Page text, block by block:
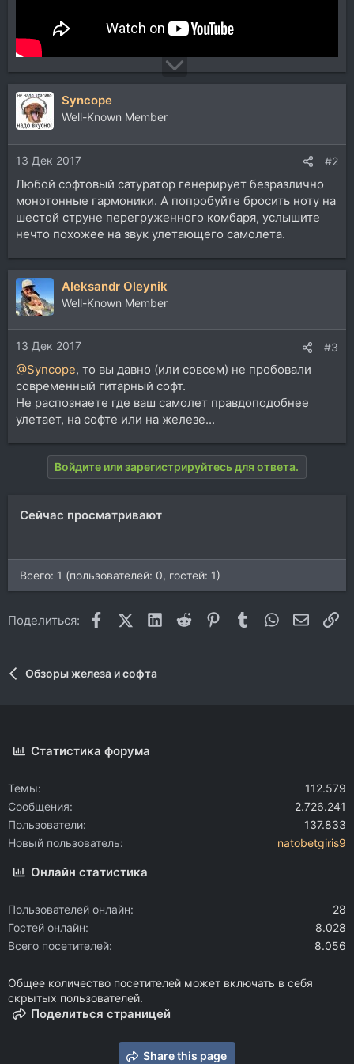
Syncope
Well-Known Member
13 Дек 2017 #2
Любой софтовый сатуратор генерирует безразлично
монотонные гармоники. А попробуйте бросить ноту на
шестой струне перегруженного комбаря, услышите
нечто похожее на звук улетающего самолета.
Aleksandr Oleynik
Well-Known Member
13 Дек 2017 #3
@Syncope, то вы давно (или совсем) не пробовали
современный гитарный софт.
Не распознаете где ваш самолет правдоподобнее
улетает, на софте или на железе...
Войдите или зарегистрируйтесь для ответа.
Сейчас просматривают
Всего: 1 (пользователей: 0, гостей: 1)
Поделиться: FacebookX (Twitter)
LinkedIn
Reddit Pinterest
Tumblr WhatsApp
Обзоры железа и софта
Статистика форума
Темы
112.579
Сообщения
2.726.241
Пользователи
137.833
Новый пользователь
natobetgiris9
Онлайн статистика
Пользователей онлайн
28
Гостей онлайн
8.028
Всего посетителей
8.056
Общее количество посетителей может включать в себя
скрытых пользователей.
Поделиться страницей
Share this page